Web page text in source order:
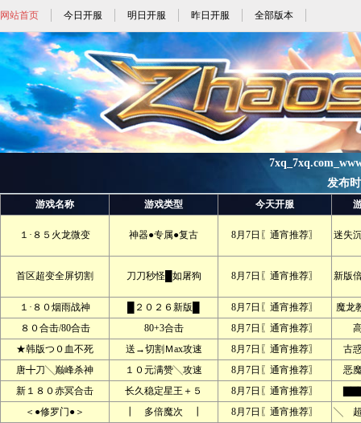
网站首页 今日开服 明日开服 昨日开服 全部版本
发布
游戏名称 游戏类型 今天开服
１·８５火龙微变 神器●专属●复古 8月7日〖通宵推荐〗 迷失
首区超变全屏切割 刀刀秒怪█如屠狗 8月7日〖通宵推荐〗 新版
１·８０烟雨战神 █２０２６新版█ 8月7日〖通宵推荐〗
魔龙
８０合击/80合击
80+3合击 8月7日〖通宵推荐〗
★韩版つ０血不死
送→切割Ｍax攻速 8月7日〖通宵推荐〗
古
唐╋刀╲巅峰杀神
１０元满赞╲攻速 8月7日〖通宵推荐〗
恶
新１８０赤冥合击
长久稳定星王＋５ 8月7日〖通宵推荐〗
＜●修罗门●＞
┃ 多倍魔次 ┃ 8月7日〖通宵推荐〗
╲ 超